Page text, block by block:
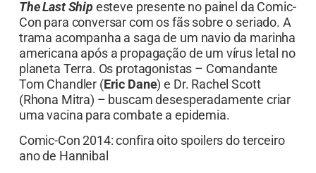
The Last Shipesteve presente no painel da Comic-
Con para conversar com os fãs sobre o seriado. A
trama acompanha a saga de um navio da marinha
americana após a propagação de um vírus letal no
planeta Terra. Os protagonistas – Comandante
Tom Chandler (Eric Dane) e Dr. Rachel Scott
(Rhona Mitra) – buscam desesperadamente criar
uma vacina para combate a epidemia.
Comic-Con 2014: confira oito spoilers do terceiro
ano de Hannibal